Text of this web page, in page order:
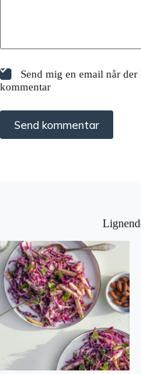
Send mig en email når
kommentar
Send kommentar